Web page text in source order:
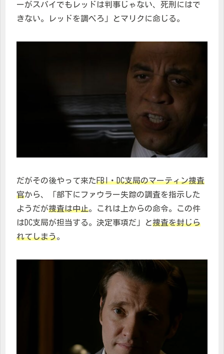
ーがスパイでもレッドは判事じゃない、死刑にはで
きない。レッドを調べろ」とマリクに命じる。
だがその後やって来たFBI・DC支局のマーティン捜査
官から、「部下にファウラー失踪の調査を指示した
ようだが捜査は中止。これは上からの命令。この件
はDC支局が担当する。決定事項だ」と捜査を封じら
れてしまう。